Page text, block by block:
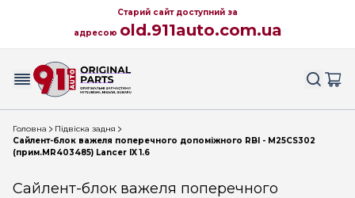
Старий сайт доступний за
адресою old.911auto.com.ua
Головна
Підвіска задня
Сайлент-блок важеля поперечного допоміжного RBI - M25CS302
(прим.MR403485) Lancer IX 1.6
Сайлент-блок важеля поперечного